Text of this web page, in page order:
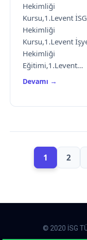
Hekimliği
Kursu,1.Levent İSG
Hekimliği
Kursu,1.Levent
Hekimliği
Eğitimi,1.Levent...
Devamı →
1 2
© 2020 İSG